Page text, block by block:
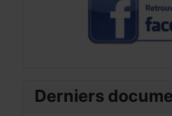
Derniers